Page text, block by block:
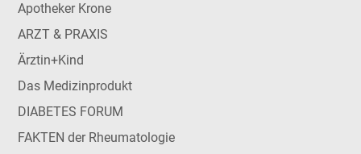
Apotheker Krone
ARZT & PRAXIS
Ärztin+Kind
Das Medizinprodukt
DIABETES FORUM
FAKTEN der Rheumatologie